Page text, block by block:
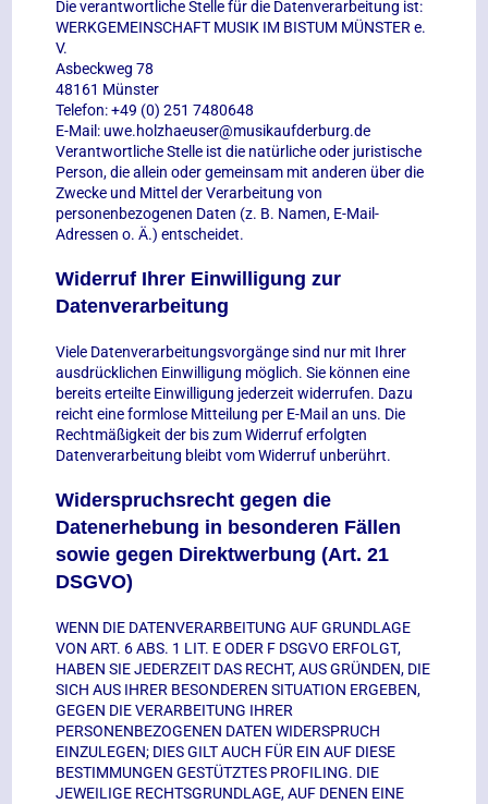
Die verantwortliche Stelle für die Datenverarbeitung ist:
WERKGEMEINSCHAFT MUSIK IM BISTUM MÜNSTER e.
V.
Asbeckweg 78
48161 Münster
Telefon: +49 (0) 251 7480648
E-Mail: uwe.holzhaeuser@musikaufderburg.de
Verantwortliche Stelle ist die natürliche oder juristische
Person, die allein oder gemeinsam mit anderen über die
Zwecke und Mittel der Verarbeitung von
personenbezogenen Daten (z. B. Namen, E-Mail-
Adressen o. Ä.) entscheidet.
Widerruf Ihrer Einwilligung zur
Datenverarbeitung
Viele Datenverarbeitungsvorgänge sind nur mit Ihrer
ausdrücklichen Einwilligung möglich. Sie können eine
bereits erteilte Einwilligung jederzeit widerrufen. Dazu
reicht eine formlose Mitteilung per E-Mail an uns. Die
Rechtmäßigkeit der bis zum Widerruf erfolgten
Datenverarbeitung bleibt vom Widerruf unberührt.
Widerspruchsrecht gegen die
Datenerhebung in besonderen Fällen
sowie gegen Direktwerbung (Art. 21
DSGVO)
WENN DIE DATENVERARBEITUNG AUF GRUNDLAGE
VON ART. 6 ABS. 1 LIT. E ODER F DSGVO ERFOLGT,
HABEN SIE JEDERZEIT DAS RECHT, AUS GRÜNDEN, DIE
SICH AUS IHRER BESONDEREN SITUATION ERGEBEN,
GEGEN DIE VERARBEITUNG IHRER
PERSONENBEZOGENEN DATEN WIDERSPRUCH
EINZULEGEN; DIES GILT AUCH FÜR EIN AUF DIESE
BESTIMMUNGEN GESTÜTZTES PROFILING. DIE
JEWEILIGE RECHTSGRUNDLAGE, AUF DENEN EINE